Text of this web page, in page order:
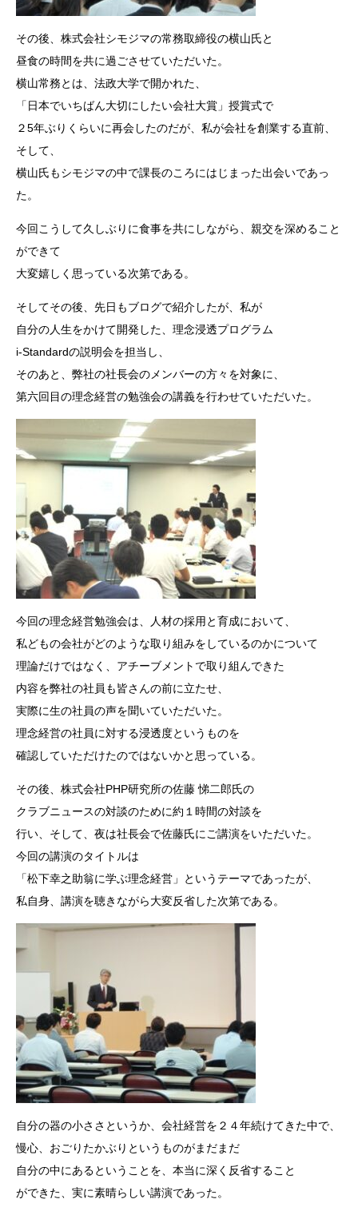
その後、株式会社シモジマの常務取締役の横山氏と
昼食の時間を共に過ごさせていただいた。
横山常務とは、法政大学で開かれた、
「日本でいちばん大切にしたい会社大賞」授賞式で
２5年ぶりくらいに再会したのだが、私が会社を創業する直前、
そして、
横山氏もシモジマの中で課長のころにはじまった出会いであっ
た。
今回こうして久しぶりに食事を共にしながら、親交を深めること
ができて
大変嬉しく思っている次第である。
そしてその後、先日もブログで紹介したが、私が
自分の人生をかけて開発した、理念浸透プログラム
i-Standardの説明会を担当し、
そのあと、弊社の社長会のメンバーの方々を対象に、
第六回目の理念経営の勉強会の講義を行わせていただいた。
今回の理念経営勉強会は、人材の採用と育成において、
私どもの会社がどのような取り組みをしているのかについて
理論だけではなく、アチーブメントで取り組んできた
内容を弊社の社員も皆さんの前に立たせ、
実際に生の社員の声を聞いていただいた。
理念経営の社員に対する浸透度というものを
確認していただけたのではないかと思っている。
その後、株式会社PHP研究所の佐藤 悌二郎氏の
クラブニュースの対談のために約１時間の対談を
行い、そして、夜は社長会で佐藤氏にご講演をいただいた。
今回の講演のタイトルは
「松下幸之助翁に学ぶ理念経営」というテーマであったが、
私自身、講演を聴きながら大変反省した次第である。
自分の器の小ささというか、会社経営を２４年続けてきた中で、
慢心、おごりたかぶりというものがまだまだ
自分の中にあるということを、本当に深く反省すること
ができた、実に素晴らしい講演であった。